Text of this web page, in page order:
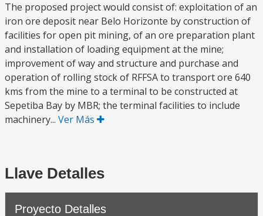
The proposed project would consist of: exploitation of an
iron ore deposit near Belo Horizonte by construction of
facilities for open pit mining, of an ore preparation plant
and installation of loading equipment at the mine;
improvement of way and structure and purchase and
operation of rolling stock of RFFSA to transport ore 640
kms from the mine to a terminal to be constructed at
Sepetiba Bay by MBR; the terminal facilities to include
machinery... Ver Más
Llave Detalles
Proyecto Detalles